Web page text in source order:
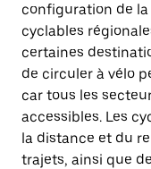
configuration de la
cyclables
certaines
de circuler à vélo
car tous les
accessibles. Les
la distance et du
trajets, ainsi que